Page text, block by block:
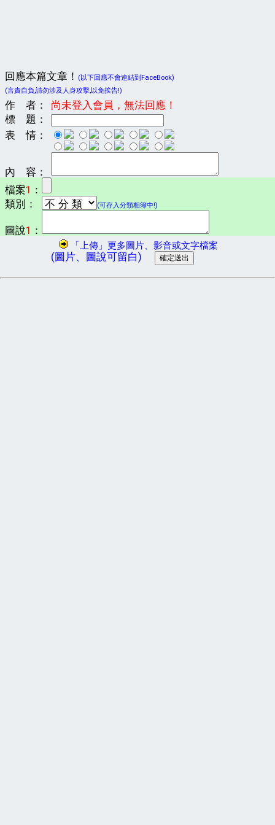
回應本篇文章！
(以下回應不會連結到FaceBook)
(言責自負,請勿涉及人身攻擊,以免挨告!)
作 者：
尚未登入會員，無法回應！
標 題：
表 情：
內 容：
檔案1 ：
類別：
(可存入分類相簿中!)
圖說1 ：
「上傳」更多圖片、影音或文字檔案
(圖片、圖說可留白)